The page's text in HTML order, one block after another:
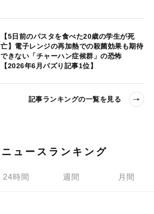
【5日前のパスタを食べた20歳の学生が死
亡】電子レンジの再加熱での殺菌効果も期待
できない「チャーハン症候群」の恐怖
【2026年6月バズり記事1位】
記事ランキングの一覧を見る
ニュースランキング
24時間 週間 月間